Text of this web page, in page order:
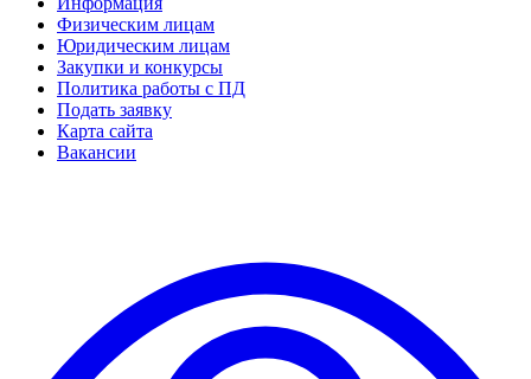
Физическим лицам
Юридическим лицам
Закупки и конкурсы
Политика работы с ПД
Подать заявку
Карта сайта
Вакансии